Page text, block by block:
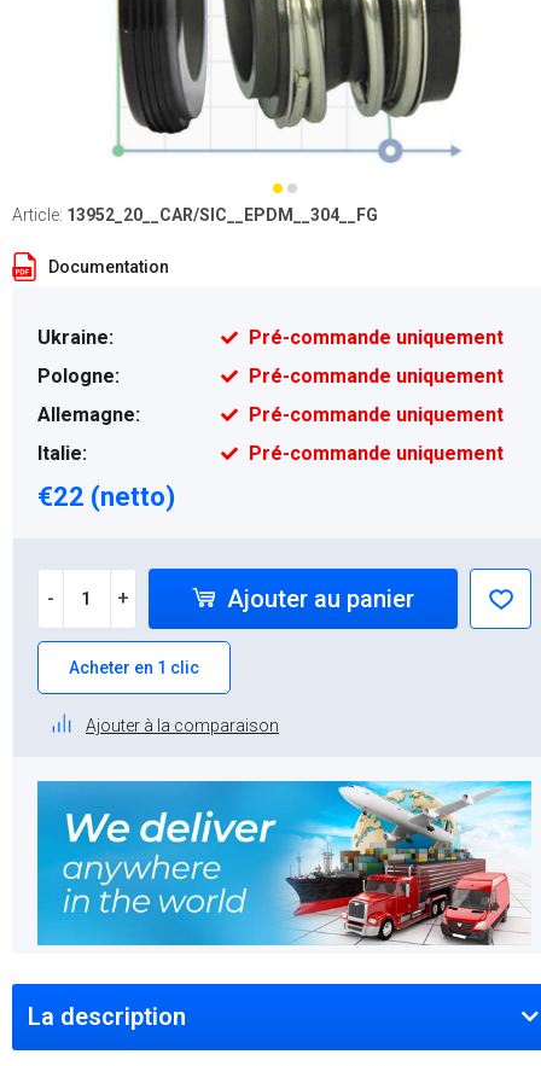
Article: 13952_20__CAR/SIC__EPDM__304__FG
Documentation
Ukraine:
Pré-commande uniquement
Pologne:
Pré-commande uniquement
Allemagne:
Pré-commande uniquement
Italie:
Pré-commande uniquement
€22 (netto)
- + Ajouter au panier
Acheter en 1 clic
Ajouter à la comparaison
La description